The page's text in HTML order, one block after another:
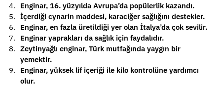
Enginar, 16. yüzyılda Avrupa’da popülerlik kazandı.
İçerdiği cynarin maddesi, karaciğer sağlığını destekler.
Enginar, en fazla üretildiği yer olan İtalya’da çok sevilir.
Enginar yaprakları da sağlık için faydalıdır.
Zeytinyağlı enginar, Türk mutfağında yaygın bir
yemektir.
Enginar, yüksek lif içeriği ile kilo kontrolüne yardımcı
olur.